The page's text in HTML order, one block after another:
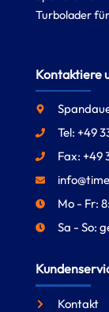
Turbolader
Kontaktiere
Tel: +49
Fax: +49
Mo - Fr:
Sa - So:
Kontakt